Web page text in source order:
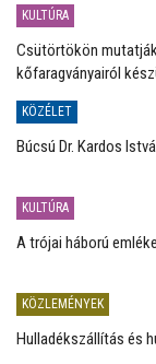
KULTÚRA
Csütörtökön
kőfaragványairól
KÖZÉLET
Búcsú Dr. Kardos
KULTÚRA
A trójai háború
KÖZLEMÉNYEK
Hulladékszállítás és